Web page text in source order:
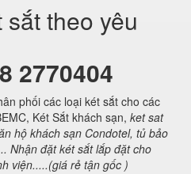
theo yêu
2770404
phối các loại két sắt cho các
Két Sắt khách sạn, ket sat
hộ khách sạn Condotel, tủ bảo
Nhận đặt két sắt lắp đặt cho
viện.....(giá rẻ tận gốc )